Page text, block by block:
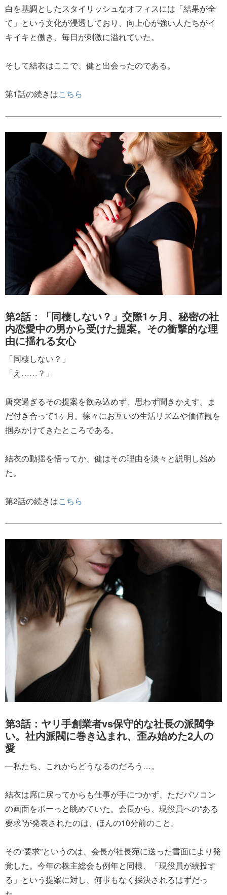
白を基調としたスタイリッシュなオフィスには「結果が全
て」という文化が浸透しており、向上心が強い人たちがイ
キイキと働き、毎日が刺激に溢れていた。
そして結衣はここで、健と出会ったのである。
第1話の続きはこちら
第2話：「同棲しない？」交際1ヶ月、秘密の社
内恋愛中の男から受けた提案。その衝撃的な理
由に揺れる女心
「同棲しない？」
「え……？」
唐突過ぎるその提案を飲み込めず、思わず聞きかえす。ま
だ付き合って1ヶ月。徐々にお互いの生活リズムや価値観を
掴みかけてきたところである。
結衣の動揺を悟ってか、健はその理由を淡々と説明し始め
た。
第2話の続きはこちら
第3話：ヤリ手創業者vs保守的な社長の派閥争
い。社内派閥に巻き込まれ、歪み始めた2人の
愛
―私たち、これからどうなるのだろう…。
結衣は席に戻ってからも仕事が手につかず、ただパソコン
の画面をボーっと眺めていた。会長から、現役員への“ある
要求”が発表されたのは、ほんの10分前のこと。
その“要求”というのは、会長が社長宛に送った書面により発
覚した。今年の株主総会も例年と同様、「現役員が続投す
る」という提案に対し、何事もなく採決されるはずだっ